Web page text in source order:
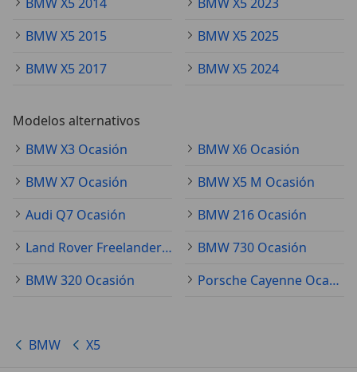
BMW X5 2015
BMW X5 2025
BMW X5 2017
BMW X5 2024
Modelos alternativos
BMW X3 Ocasión
BMW X6 Ocasión
BMW X7 Ocasión
BMW X5 M Ocasión
Audi Q7 Ocasión
BMW 216 Ocasión
Land Rover Freelander Ocasión
BMW 730 Ocasión
BMW 320 Ocasión
Porsche Cayenne Ocasión
BMW X5